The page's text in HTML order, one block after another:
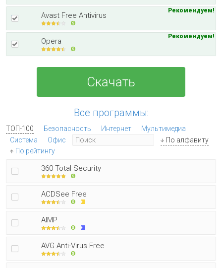
Avast Free Antivirus
Рекомендуем!
Opera
Рекомендуем!
Скачать
Все программы:
ТОП-100 Безопасность Интернет
Мультимедиа
Система
Офис
По алфавиту
По рейтингу
360 Total Security
ACDSee Free
AIMP
AVG Anti-Virus Free